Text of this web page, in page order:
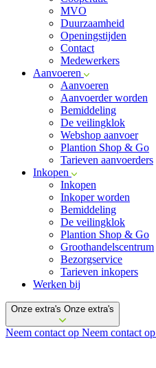
MVO
Duurzaamheid
Openingstijden
Contact
Medewerkers
Aanvoeren
Aanvoeren
Aanvoerder worden
Bemiddeling
De veilingklok
Webshop aanvoer
Plantion Shop & Go
Tarieven aanvoerders
Inkopen
Inkopen
Inkoper worden
Bemiddeling
De veilingklok
Plantion Shop & Go
Groothandelscentrum
Bezorgservice
Tarieven inkopers
Werken bij
Onze extra's Onze extra's
Neem contact op Neem contact op